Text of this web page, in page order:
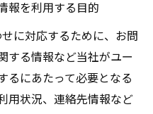
報を利用する目的
に対応するために、お問
する情報など当社がユー
るにあたって必要となる
用状況、連絡先情報など